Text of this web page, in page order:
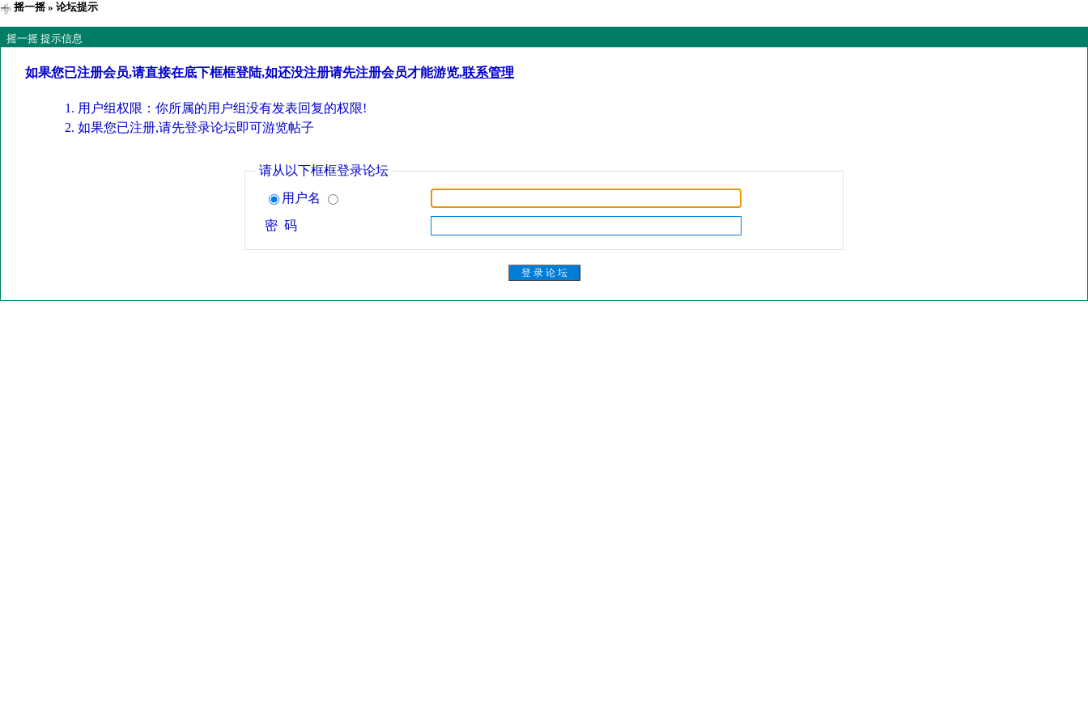
摇一摇» 论坛提示
摇一摇 提示信息
如果您已注册会员,请直接在底下框框登陆,如还没注册请先注册会员才能游览,联系管理
用户组权限：你所属的用户组没有发表回复的权限!
如果您已注册,请先登录论坛即可游览帖子
请从以下框框登录论坛
用户名
密 码